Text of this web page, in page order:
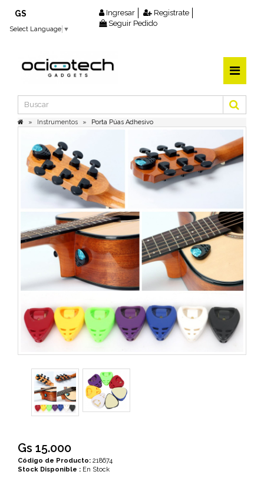
GS
Select Language ▼
Ingresar
Registrate
Seguir Pedido
Instrumentos Porta Púas Adhesivo
Gs 15.000
Código de Producto: 218674
Stock Disponible : En Stock